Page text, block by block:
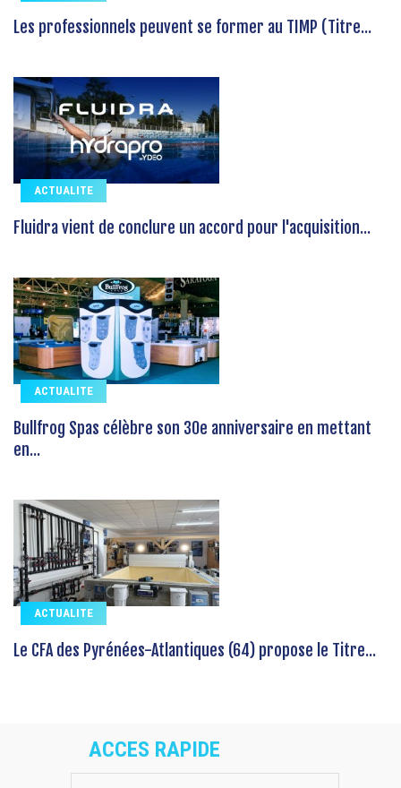
Les professionnels peuvent se former au TIMP (Titre...
ACTUALITE
Fluidra vient de conclure un accord pour l'acquisition...
ACTUALITE
Bullfrog Spas célèbre son 30e anniversaire en mettant
en...
ACTUALITE
Le CFA des Pyrénées-Atlantiques (64) propose le Titre...
ACCES RAPIDE